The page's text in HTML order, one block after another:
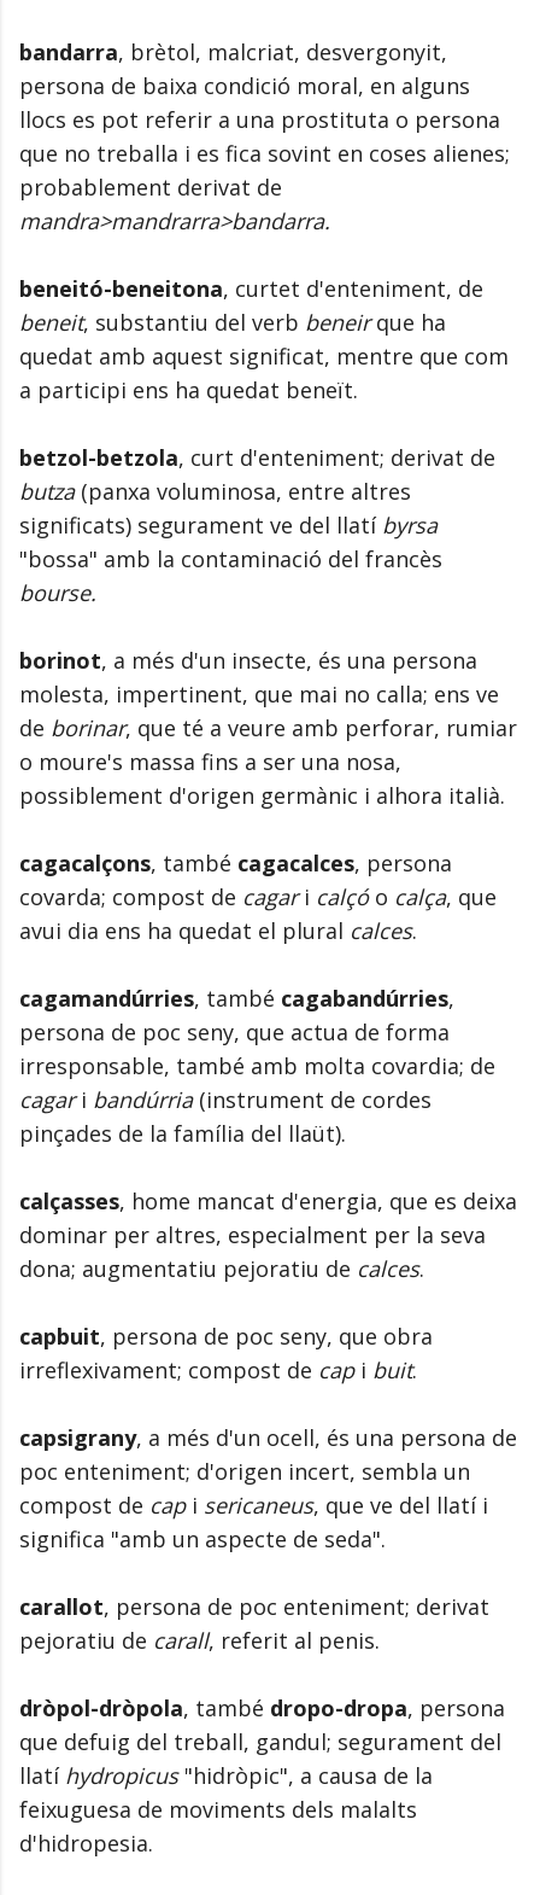
bandarra, brètol, malcriat, desvergonyit,
persona de baixa condició moral, en alguns
llocs es pot referir a una prostituta o persona
que no treballa i es fica sovint en coses alienes;
probablement derivat de
mandra>mandrarra>bandarra.
beneitó-beneitona, curtet d'enteniment, de
beneit, substantiu del verb beneirque ha
quedat amb aquest significat, mentre que com
a participi ens ha quedat beneït.
betzol-betzola, curt d'enteniment; derivat de
butza (panxa voluminosa, entre altres
significats) segurament ve del llatí byrsa
"bossa" amb la contaminació del francès
bourse.
borinot, a més d'un insecte, és una persona
molesta, impertinent, que mai no calla; ens ve
de borinar, que té a veure amb perforar, rumiar
o moure's massa fins a ser una nosa,
possiblement d'origen germànic i alhora italià.
cagacalçons, també cagacalces, persona
covarda; compost de cagari calçó o calça, que
avui dia ens ha quedat el plural calces.
cagamandúrries, també cagabandúrries,
persona de poc seny, que actua de forma
irresponsable, també amb molta covardia; de
cagari bandúrria (instrument de cordes
pinçades de la família del llaüt).
calçasses, home mancat d'energia, que es deixa
dominar per altres, especialment per la seva
dona; augmentatiu pejoratiu de calces.
capbuit, persona de poc seny, que obra
irreflexivament; compost de cap i buit.
capsigrany, a més d'un ocell, és una persona de
poc enteniment; d'origen incert, sembla un
compost de cap i sericaneus, que ve del llatí i
significa "amb un aspecte de seda".
carallot, persona de poc enteniment; derivat
pejoratiu de carall, referit al penis.
dròpol-dròpola, també dropo-dropa, persona
que defuig del treball, gandul; segurament del
llatí hydropicus"hidròpic", a causa de la
feixuguesa de moviments dels malalts
d'hidropesia.